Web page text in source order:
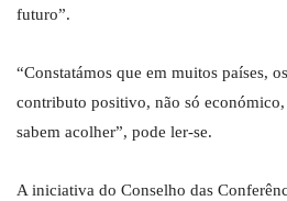
futuro”.
“Constatámos que em muitos países,
contributo positivo, não só económico,
sabem acolher”, pode ler-se.
A iniciativa do Conselho das